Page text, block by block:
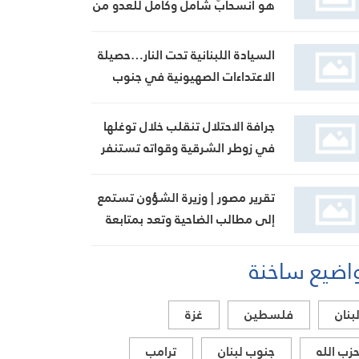
هو انسحابٌ شامل وكامل للعدو من
السيادة اللبنانية تحت النار…حصيلة
الاعتداءات الصهيونية في جنوب
جرافة الاحتلال تنقلب خلال توغلها
في زوطر الشرقية وقواته تستنفر
تقرير مصور | وزيرة الشؤون تستمع
إلى مطالب الضاحية وتعد بمتابعة
ساخنة
لبنان فلسطين
غزة
حزب الله
جنوب لبنان
ترامب